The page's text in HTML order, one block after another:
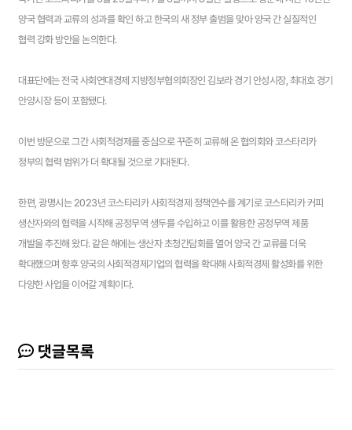
양국 협력과 교류의 성과를 확인 하고 한국의 새 정부 출범을 맞아 양국 간 실질적인
협력 강화 방안을 논의한다.
대표단에는 전국 사회연대경제 지방정부협의회장인 김보라 경기 안성시장, 최대호 경기
안양시장 등이 포함됐다.
이번 방문으로 그간 사회적경제를 중심으로 꾸준히 교류해 온 협의회와 코스타리카
정부의 협력 범위가 더 확대될 것으로 기대된다.
한편, 광명시는 2023년 코스타리카 사회적경제 정책연수를 계기로 코스타리카 커피
생산자와의 협력을 시작해 공정무역 생두를 수입하고 이를 활용한 공정무역 제품
개발을 추진해 왔다. 같은 해에는 생산자 초청간담회를 열어 양국 간 교류를 더욱
확대했으며 향후 양국의 사회적경제기업의 협력을 확대해 사회적경제 활성화를 위한
다양한 사업을 이어갈 계획이다.
댓글목록